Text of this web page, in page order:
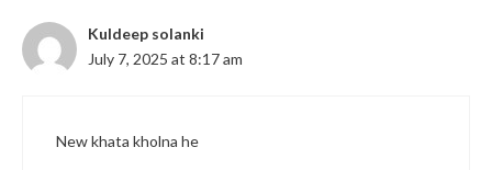
Kuldeep solanki
July 7, 2025 at 8:17 am
New khata kholna he